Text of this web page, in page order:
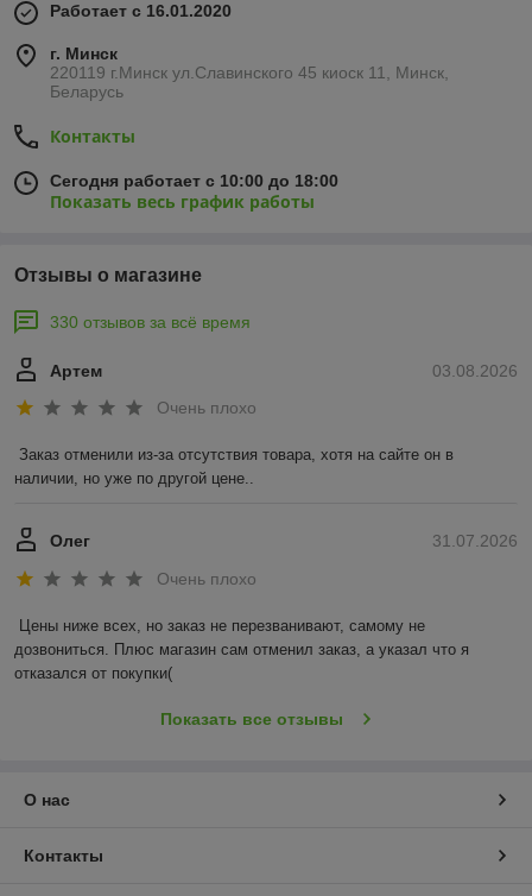
Работает с 16.01.2020
г. Минск
220119 г.Минск ул.Славинского 45 киоск 11, Минск,
Беларусь
Контакты
Сегодня работает с 10:00 до 18:00
Показать весь график работы
Отзывы о магазине
330 отзывов за всё время
03.08.2026
Артем
Очень плохо
Заказ отменили из-за отсутствия товара, хотя на сайте он в
наличии, но уже по другой цене..
31.07.2026
Олег
Очень плохо
Цены ниже всех, но заказ не перезванивают, самому не
дозвониться. Плюс магазин сам отменил заказ, а указал что я
отказался от покупки(
Показать все отзывы
О нас
Контакты